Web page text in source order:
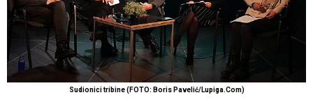
Sudionici tribine (FOTO: Boris Pavelić/Lupiga.Com)